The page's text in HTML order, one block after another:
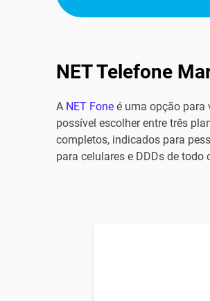
NET Telefone
A NET Fone é uma opção para
possível escolher entre três
completos, indicados para
para celulares e DDDs de